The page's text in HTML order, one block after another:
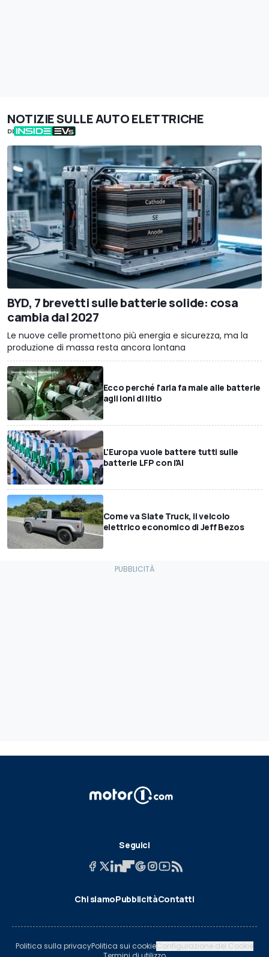
NOTIZIE SULLE AUTO ELETTRICHE
DI
BYD, 7 brevetti sulle batterie solide: cosa
cambia dal 2027
Le nuove celle promettono più energia e sicurezza, ma la
produzione di massa resta ancora lontana
Ecco perché l'aria fa male alle batterie
agli ioni di litio
L'Europa vuole battere tutti sulle
batterie LFP con l'AI
Come va Slate Truck, il veicolo
elettrico economico di Jeff Bezos
Seguici
Chi siamoPubblicitàContatti
Politica sulla privacyPolitica sui cookieConfigurazione dei Cookie